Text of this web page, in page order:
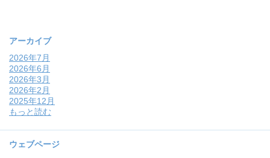
アーカイブ
2026年7月
2026年6月
2026年3月
2026年2月
2025年12月
もっと読む
ウェブページ